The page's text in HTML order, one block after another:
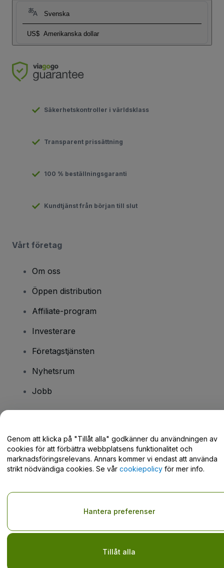
Svenska
US$ Amerikanska dollar
Säkerhetskontroller i världsklass
Transparent prissättning
100 % beställningsgaranti
Kundtjänst från början till slut
Vårt företag
Om oss
Öppen distribution
Affiliate-program
Investerare
Företagstjänsten
Nyhetsrum
Jobb
Hjälpcenter / Kontakta oss
Copyright © viagogo GmbH 2026 Företagsinformation
Användande av denna webbsida medger godkännande av
mobilsekretesspolicy
Genom att klicka på "Tillåt alla" godkänner du användningen av
cookies för att förbättra webbplatsens funktionalitet och
marknadsföringsrelevans. Annars kommer vi endast att använda
strikt nödvändiga cookies. Se vår cookiepolicy för mer info.
Tillåt alla
Hantera preferenser